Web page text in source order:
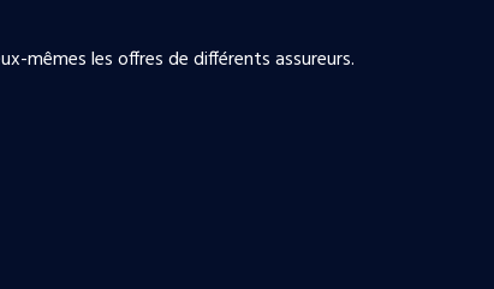
mêmes les offres de différents assureurs.